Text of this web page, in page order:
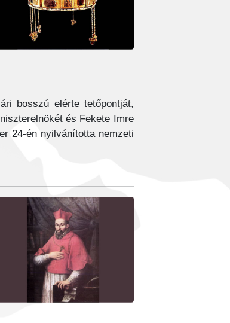
bosszú elérte tetőpontját,
és Fekete Imre
24-én nyilvánította nemzeti